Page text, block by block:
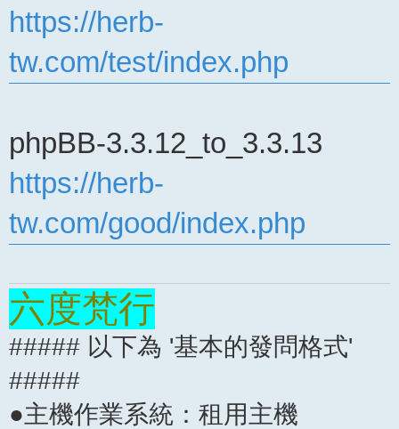
https://herb-
tw.com/test/index.php
phpBB-3.3.12_to_3.3.13
https://herb-
tw.com/good/index.php
六度梵行
##### 以下為 '基本的發問格式'
#####
●主機作業系統：租用主機